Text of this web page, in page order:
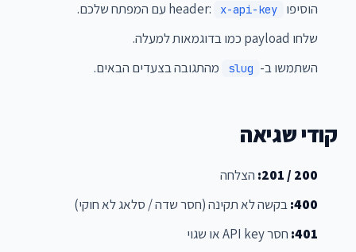
הוסיפו header: x-api-key
עם המפתח שלכם.
שלחו payload כמו בדוגמאות למעלה.
השתמשו ב- slug מהתגובה בצעדים הבאים.
קודי שגיאה
200 / 201:
הצלחה
400: בקשה לא תקינה (חסר שדה / סלאג לא חוקי)
401: חסר API key או שגוי